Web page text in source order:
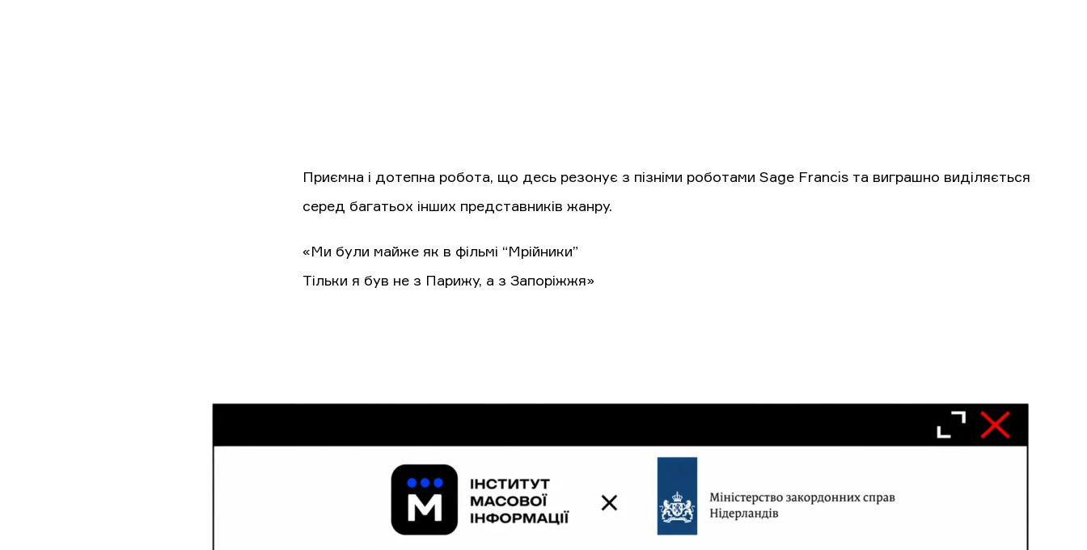
Приємна і дотепна робота, що десь резонує з пізніми роботами Sage Francis та виграшно виділяється
серед багатьох інших представників жанру.
«Ми були майже як в фільмі “Мрійники”
Тільки я був не з Парижу, а з Запоріжжя»